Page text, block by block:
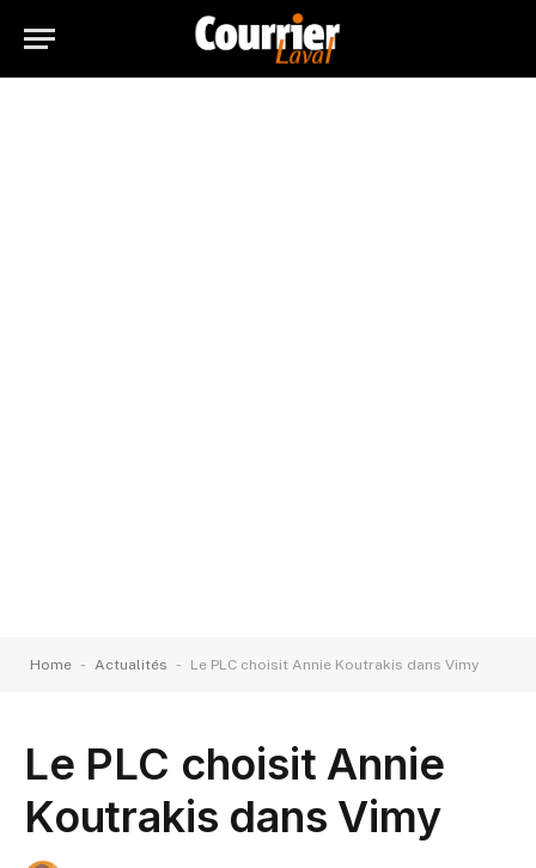
Home - Actualités - Le PLC choisit Annie Koutrakis dans Vimy
Le PLC choisit Annie
Koutrakis dans Vimy